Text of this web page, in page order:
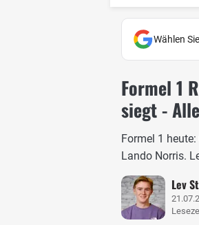
Wählen
Formel 1
siegt -
Formel 1
Lando Norris.
Lev